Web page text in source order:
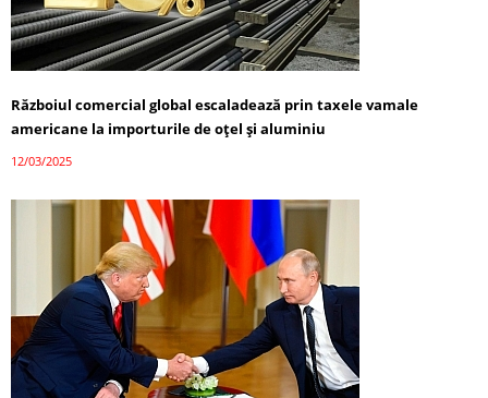
Războiul comercial global escaladează prin taxele vamale
americane la importurile de oțel și aluminiu
12/03/2025